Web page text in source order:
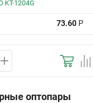
KT-1204G
73.60 Р
оптопары